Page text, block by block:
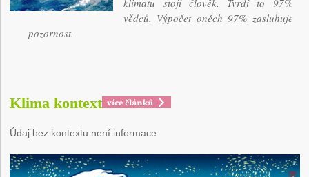
klimatu stojí člověk. Tvrdí to 97%
vědců. Výpočet oněch 97% zasluhuje
pozornost.
Klima kontext
Údaj bez kontextu není informace